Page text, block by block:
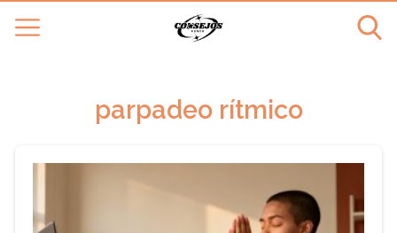
parpadeo rítmico